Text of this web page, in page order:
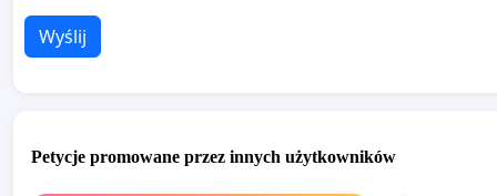
Wyślij
Petycje promowane przez innych użytkowników